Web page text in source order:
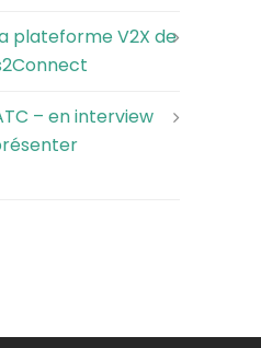
plateforme V2X de
– en interview